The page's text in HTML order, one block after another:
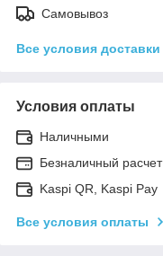
Самовывоз
Все условия доставки
Условия оплаты
Наличными
Безналичный расчет
Kaspi QR, Kaspi Pay
Все условия оплаты